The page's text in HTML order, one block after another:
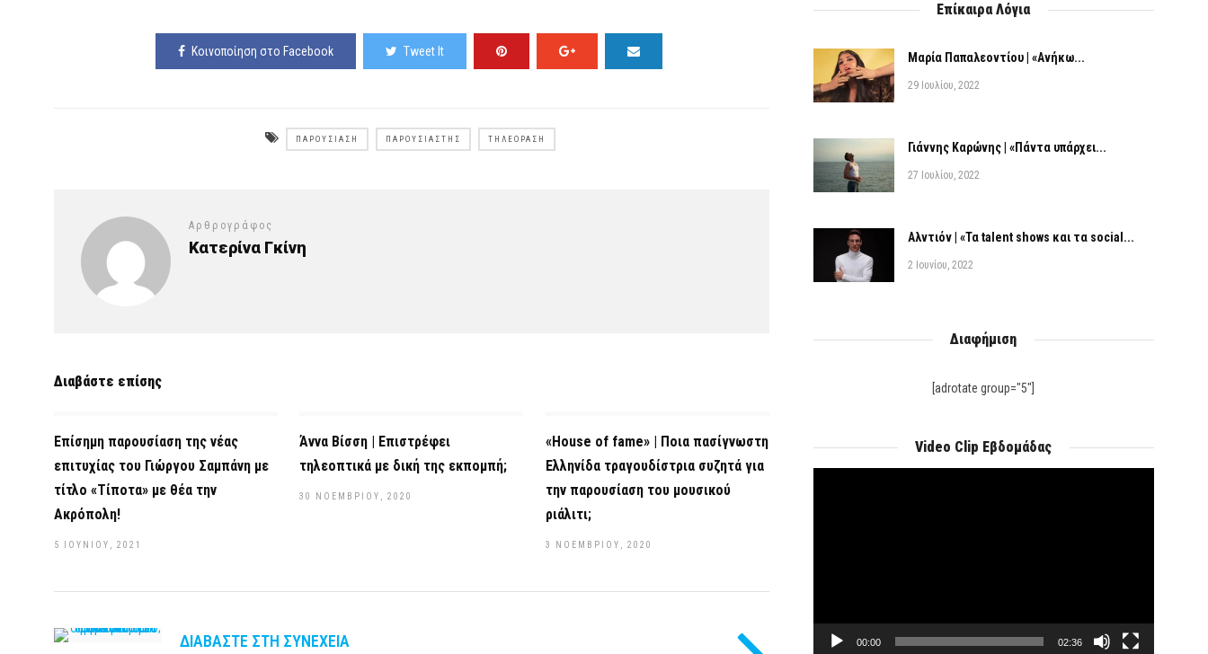
Κοινοποίηση στο Facebook Tweet It
ΠΑΡΟΥΣΊΑΣΗ ΠΑΡΟΥΣΙΑΣΤΉΣ ΤΗΛΕΌΡΑΣΗ
Αρθρογράφος
Κατερίνα Γκίνη
Διαβάστε επίσης
Επίσημη παρουσίαση της νέας
επιτυχίας του Γιώργου Σαμπάνη με
τίτλο «Τίποτα» με θέα την
Ακρόπολη!
5 ΙΟΥΝΊΟΥ, 2021
Άννα Βίσση | Επιστρέφει
τηλεοπτικά με δική της εκπομπή;
30 ΝΟΕΜΒΡΊΟΥ, 2020
«House of fame» | Ποια πασίγνωστη
Ελληνίδα τραγουδίστρια συζητά για
την παρουσίαση του μουσικού
ριάλιτι;
3 ΝΟΕΜΒΡΊΟΥ, 2020
ΔΙΑΒΆΣΤΕ ΣΤΗ ΣΥΝΈΧΕΙΑ
Επίκαιρα Λόγια
Μαρία Παπαλεοντίου | «Ανήκω...
29 Ιουλίου, 2022
Γιάννης Καρώνης | «Πάντα υπάρχει...
27 Ιουλίου, 2022
Αλντιόν | «Τα talent shows και τα social...
2 Ιουνίου, 2022
Διαφήμιση
[adrotate group="5"]
Video Clip Εβδομάδας
00:00 02:36